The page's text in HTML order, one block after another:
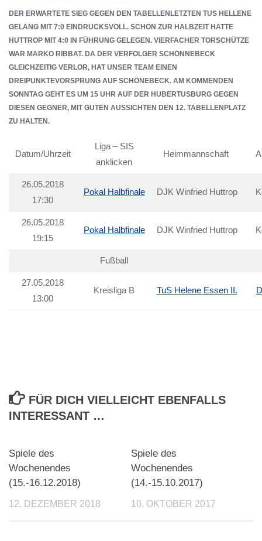
DER ERWARTETE SIEG GEGEN DEN TABELLENLETZTEN TUS HELLENE
GELANG MIT 7:0 EINDRUCKSVOLL. SCHON ZUR HALBZEIT HATTE
HUTTROP MIT 4:0 IN FÜHRUNG GELEGEN. VIERFACHER TORSCHÜTZE
WAR MARKO RIBBAT. DA DER VERFOLGER SCHÖNNEBECK
GLEICHZEITIG VERLOR, HAT UNSER TEAM EINEN
DREIPUNKTEVORSPRUNG AUF SCHÖNEBECK. AM KOMMENDEN
SONNTAG GEHT ES UM 15 UHR AUF DER HUBERTUSBURG GEGEN
DIESEN GEGNER, MIT GUTEN AUSSICHTEN DEN 12. TABELLENPLATZ
ZU HALTEN.
Datum/Uhrzeit
Liga – SIS
anklicken
Heimmannschaft
26.05.2018
17:30
Pokal Halbfinale DJK Winfried Huttrop
26.05.2018
19:15
Pokal Halbfinale DJK Winfried Huttrop
Fußball
27.05.2018
13:00
Kreisliga B TuS Helene Essen II.
FÜR DICH VIELLEICHT EBENFALLS
INTERESSANT …
Spiele des
Wochenendes
(15.-16.12.2018)
12. DEZEMBER 2018
Spiele des
Wochenendes
(14.-15.10.2017)
10. OKTOBER 2017